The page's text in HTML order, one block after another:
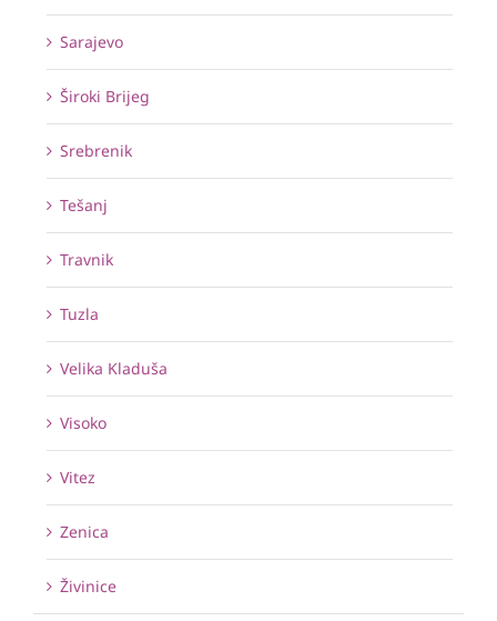
Sarajevo
Široki Brijeg
Srebrenik
Tešanj
Travnik
Tuzla
Velika Kladuša
Visoko
Vitez
Zenica
Živinice